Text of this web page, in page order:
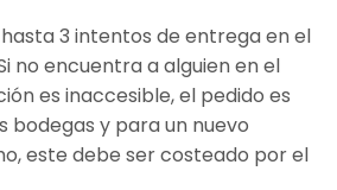
3 intentos de entrega en el
no encuentra a alguien en el
es inaccesible, el pedido es
bodegas y para un nuevo
este debe ser costeado por el